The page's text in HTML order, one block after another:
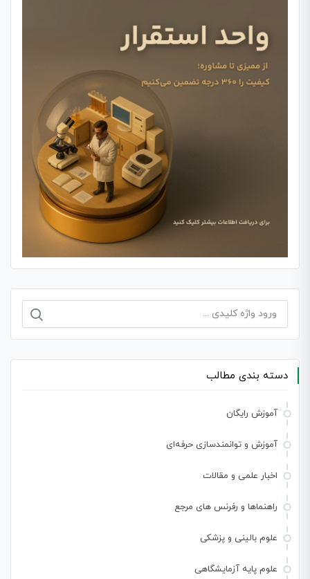
جستجو
برای:
دسته بندی مطالب
آموزش رایگان
آموزش و توانمندسازی حرفه‌ای
اخبار علمی و مقالات
راهنماها و رفرنس های مرجع
علوم بالینی و پزشکی
علوم پایه آزمایشگاهی